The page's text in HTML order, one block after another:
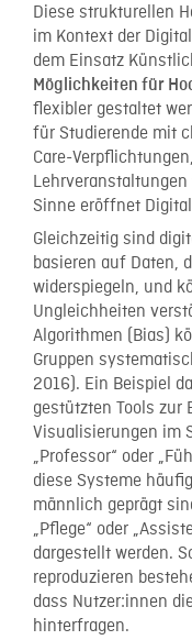
Diese strukturellen
im Kontext der
dem Einsatz
Möglichkeiten für
flexibler gestaltet
für Studierende mit
Care-
Sinne eröffnet
Gleichzeitig sind
basieren auf Daten,
widerspiegeln, und
Ungleichheiten
Algorithmen (Bias)
Gruppen
2016). Ein Beispiel
gestützten Tools zur
Visualisierungen im
„Professor“ oder
diese Systeme
männlich geprägt
„Pflege“ oder
dargestellt werden.
reproduzieren
dass Nutzer:innen
hinterfragen.